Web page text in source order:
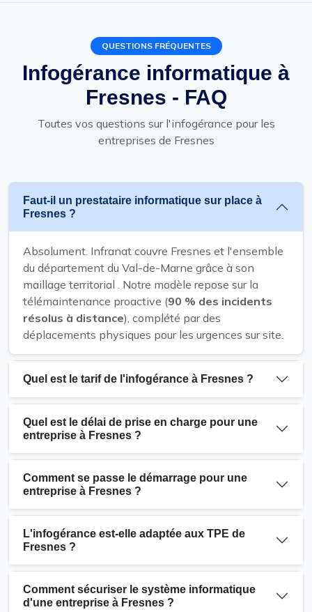
QUESTIONS FRÉQUENTES
Infogérance informatique à
Fresnes - FAQ
Toutes vos questions sur l'infogérance pour les
entreprises de Fresnes
Faut-il un prestataire informatique sur place à
Fresnes ?
Absolument. Infranat couvre Fresnes et l'ensemble
du département du Val-de-Marne grâce à son
maillage territorial . Notre modèle repose sur la
télémaintenance proactive (90 % des incidents
résolus à distance), complété par des
déplacements physiques pour les urgences sur site.
Quel est le tarif de l'infogérance à Fresnes ?
Quel est le délai de prise en charge pour une
entreprise à Fresnes ?
Comment se passe le démarrage pour une
entreprise à Fresnes ?
L'infogérance est-elle adaptée aux TPE de
Fresnes ?
Comment sécuriser le système informatique
d'une entreprise à Fresnes ?